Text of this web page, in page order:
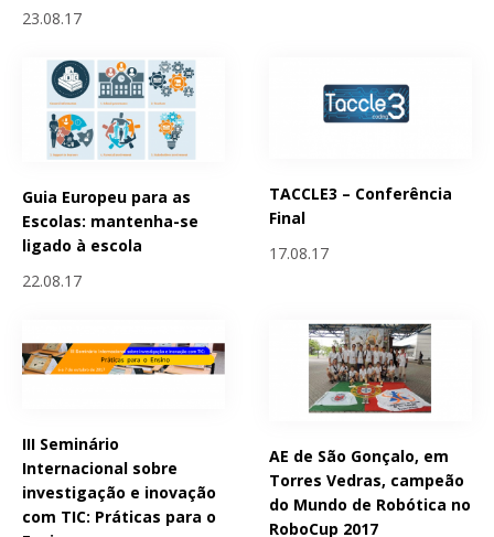
23.08.17
Guia Europeu para as
Escolas: mantenha-se
ligado à escola
22.08.17
TACCLE3 – Conferência
Final
17.08.17
III Seminário
Internacional sobre
investigação e inovação
com TIC: Práticas para o
AE de São Gonçalo, em
Torres Vedras, campeão
do Mundo de Robótica no
RoboCup 2017